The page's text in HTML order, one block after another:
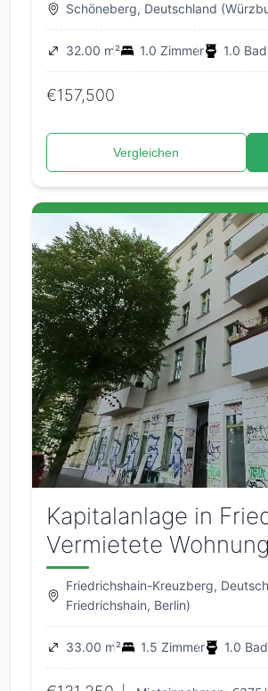
Schöneberg, Deutschland
32.00 m² 1.0 Zimmer 1.0 Bad
€157,500
Vergleichen
Kapitalanlage in
Vermietete Wohnung
Friedrichshain-Kreuzberg,
Friedrichshain, Berlin)
33.00 m² 1.5 Zimmer 1.0 Bad